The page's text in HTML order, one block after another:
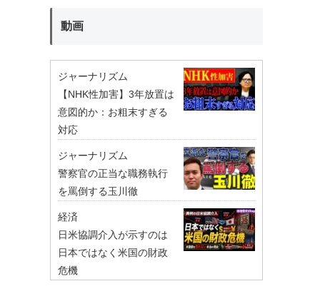
動画
ジャーナリズム
【NHK性加害】3年放置は
意図的か：お粗末すぎる
対応
ジャーナリズム
警察官の正当な職務執行
を罵倒する玉川徹
経済
日米協調介入が示すのは
日本ではなく米国の財政
危機